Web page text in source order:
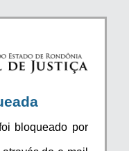
bloqueado por